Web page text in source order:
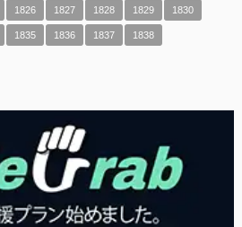
1826 1827 1828 1829 1830
1835 1836 1837 1838